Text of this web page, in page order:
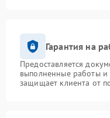
Гарантия на
Предоставляется
выполненные работы и
защищает клиента от